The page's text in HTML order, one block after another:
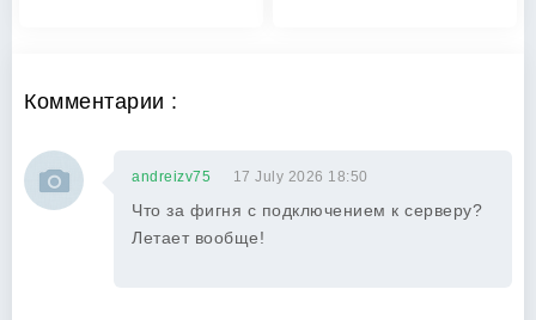
Комментарии :
andreizv75 17 July 2026 18:50
Что за фигня с подключением к серверу?
Летает вообще!